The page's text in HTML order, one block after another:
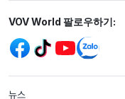
Mạng xã hội
VOV World 팔로우하기:
menu footer
뉴스